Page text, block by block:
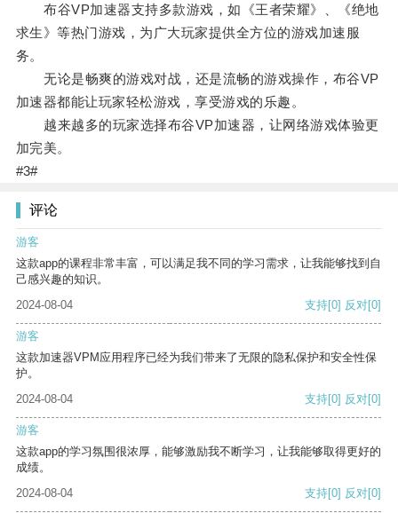
布谷VP加速器支持多款游戏，如《王者荣耀》、《绝地
求生》等热门游戏，为广大玩家提供全方位的游戏加速服
务。
无论是畅爽的游戏对战，还是流畅的游戏操作，布谷VP
加速器都能让玩家轻松游戏，享受游戏的乐趣。
越来越多的玩家选择布谷VP加速器，让网络游戏体验更
加完美。
#3#
评论
游客
这款app的课程非常丰富，可以满足我不同的学习需求，让我能够找到自
己感兴趣的知识。
2024-08-04
支持[0] 反对[0]
游客
这款加速器VPM应用程序已经为我们带来了无限的隐私保护和安全性保
护。
2024-08-04
支持[0] 反对[0]
游客
这款app的学习氛围很浓厚，能够激励我不断学习，让我能够取得更好的
成绩。
2024-08-04
支持[0] 反对[0]